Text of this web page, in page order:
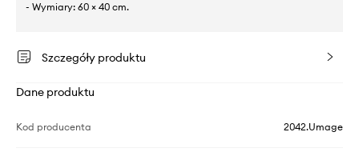
- Wymiary: 60 × 40 cm.
Szczegóły produktu
Dane produktu
Kod producenta 2042.Umage